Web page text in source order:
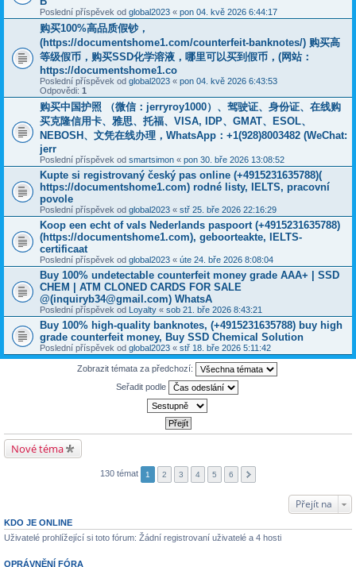
Poslední příspěvek od global2023 « pon 04. kvě 2026 6:44:17
购买100%高品质假钞，
(https://documentshome1.com/counterfeit-banknotes/) 购买高
等级假币，购买SSD化学溶液，哪里可以买到假币，(网站：
https://documentshome1.co
Poslední příspěvek od global2023 « pon 04. kvě 2026 6:43:53
Odpovědi: 1
购买中国护照 （微信：jerryroy1000）、驾驶证、身份证、在线购
买克隆信用卡、雅思、托福、VISA, IDP、GMAT、ESOL、
NEBOSH、文凭在线办理，WhatsApp：+1(928)8003482 (WeChat:
jerr
Poslední příspěvek od smartsimon « pon 30. bře 2026 13:08:52
Kupte si registrovaný český pas online (+4915231635788)(
https://documentshome1.com) rodné listy, IELTS, pracovní
povole
Poslední příspěvek od global2023 « stř 25. bře 2026 22:16:29
Koop een echt of vals Nederlands paspoort (+4915231635788)
(https://documentshome1.com), geboorteakte, IELTS-
certificaat
Poslední příspěvek od global2023 « úte 24. bře 2026 8:08:04
Buy 100% undetectable counterfeit money grade AAA+ | SSD
CHEM | ATM CLONED CARDS FOR SALE
@(inquiryb34@gmail.com) WhatsA
Poslední příspěvek od Loyalty « sob 21. bře 2026 8:43:21
Buy 100% high-quality banknotes, ‪(+4915231635788‬) buy high
grade counterfeit money, Buy SSD Chemical Solution
Poslední příspěvek od global2023 « stř 18. bře 2026 5:11:42
Zobrazit témata za předchozí:
Seřadit podle
Nové téma
130 témat 1 2 3 4 5 6
Přejít na
KDO JE ONLINE
Uživatelé prohlížející si toto fórum: Žádní registrovaní uživatelé a 4 hosti
OPRÁVNĚNÍ FÓRA